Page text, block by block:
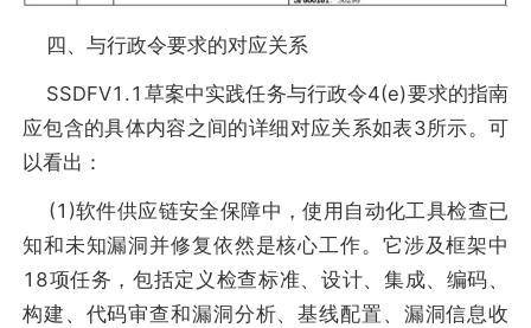
四、与行政令要求的对应关系
SSDFV1.1草案中实践任务与行政令4(e)要求的指南
应包含的具体内容之间的详细对应关系如表3所示。可
以看出：
(1)软件供应链安全保障中，使用自动化工具检查已
知和未知漏洞并修复依然是核心工作。它涉及框架中
18项任务，包括定义检查标准、设计、集成、编码、
构建、代码审查和漏洞分析、基线配置、漏洞信息收